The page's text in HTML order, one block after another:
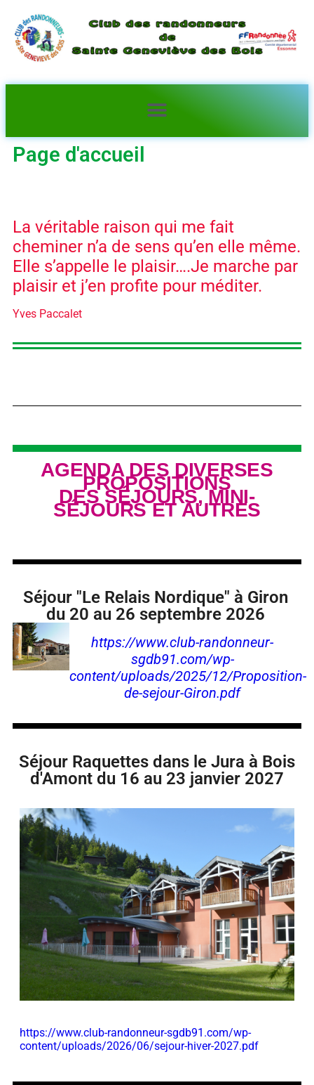
Page d'accueil
La véritable raison qui me fait
cheminer n’a de sens qu’en elle même.
Elle s’appelle le plaisir….Je marche par
plaisir et j’en profite pour méditer.
Yves Paccalet
AGENDA DES DIVERSES
PROPOSITIONS
DES SÉJOURS, MINI-
SÉJOURSET AUTRES
Séjour "Le Relais Nordique" à Giron
du 20 au 26 septembre 2026
https://www.club-randonneur-
sgdb91.com/wp-
content/uploads/2025/12/Proposition-
de-sejour-Giron.pdf
Séjour Raquettes dans le Jura à Bois
d'Amont du 16 au 23 janvier 2027
https://www.club-randonneur-sgdb91.com/wp-
content/uploads/2026/06/sejour-hiver-2027.pdf